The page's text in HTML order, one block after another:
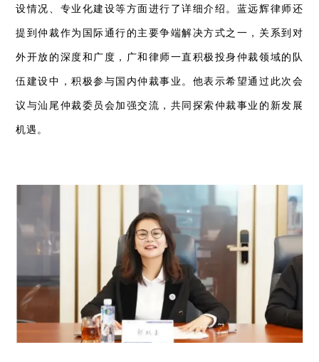
设情况、专业化建设等方面进行了详细介绍。蓝远辉律师还
提到仲裁作为国际通行的主要争端解决方式之一，关系到对
外开放的深度和广度，广和律师一直积极投身仲裁领域的队
伍建设中，积极参与国内仲裁事业。他表示希望通过此次会
议与汕尾仲裁委员会加强交流，共同探索仲裁事业的新发展
机遇。